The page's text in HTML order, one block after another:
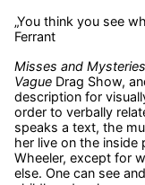
„You think you see
Ferrant
Misses and Mysteries
Vague Drag Show,
description for
order to verbally
speaks a text, the
her live on the inside
Wheeler, except for
else. One can see